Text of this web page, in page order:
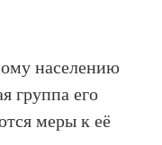
населению
группа его
меры к её